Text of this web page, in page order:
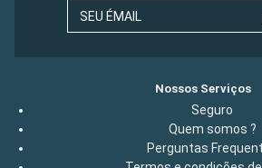
SEU ÉMAIL
Nossos Serviços
Seguro
Quem somos ?
Perguntas